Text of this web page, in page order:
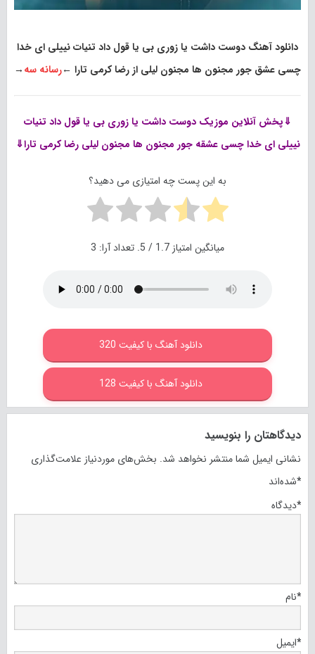
دانلود آهنگ دوست داشت یا زوری بی یا قول داد تنیات نییلی ای خدا
چسی عشق جور مجنون ها مجنون لیلی از رضا کرمی تارا ←رسانه سه→
⇓پخش آنلاین موزیکدوست داشت یا زوری بی یا قول داد تنیات
نییلی ای خدا چسی عشقه جور مجنون ها مجنون لیلی رضا کرمی تارا⇓
به این پست چه امتیازی می دهید؟
میانگین امتیاز 1.7 / 5. تعداد آرا: 3
دانلود آهنگ با کیفیت 320
دانلود آهنگ با کیفیت 128
دیدگاهتان را بنویسید
نشانی ایمیل شما منتشر نخواهد شد. بخش‌های موردنیاز علامت‌گذاری
شده‌اند*
دیدگاه*
نام*
ایمیل*